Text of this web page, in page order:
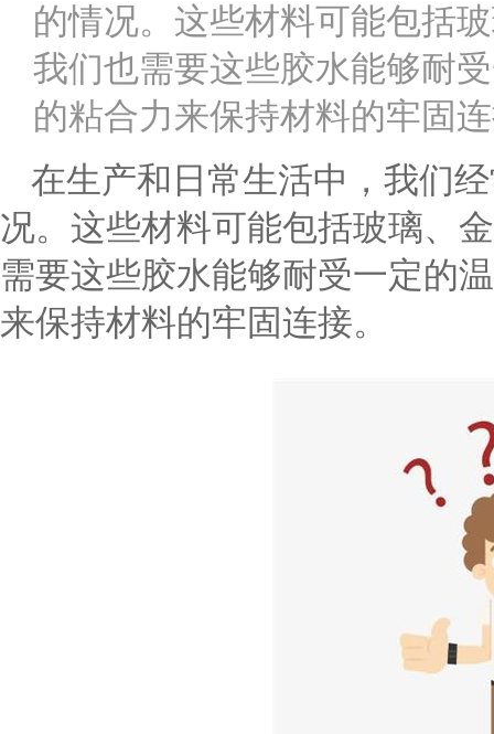
的情况。这些材料可能包括
我们也需要这些胶水能够耐
的粘合力来保持材料的牢固
在生产和日常生活中，我们
况。这些材料可能包括玻璃、
需要这些胶水能够耐受一定的
来保持材料的牢固连接。